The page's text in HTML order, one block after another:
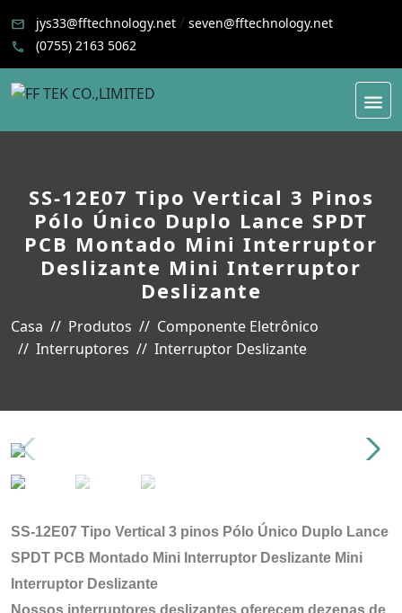
jys33@fftechnology.net / seven@fftechnology.net
(0755) 2163 5062
SS-12E07 Tipo Vertical 3 Pinos
Pólo Único Duplo Lance SPDT
PCB Montado Mini Interruptor
Deslizante Mini Interruptor
Deslizante
Casa Produtos
Componente Eletrônico
Interruptores
Interruptor Deslizante
SS-12E07 Tipo Vertical 3 pinos Pólo Único Duplo Lance
SPDT PCB Montado Mini Interruptor Deslizante Mini
Interruptor Deslizante
Nossos interruptores deslizantes oferecem dezenas de